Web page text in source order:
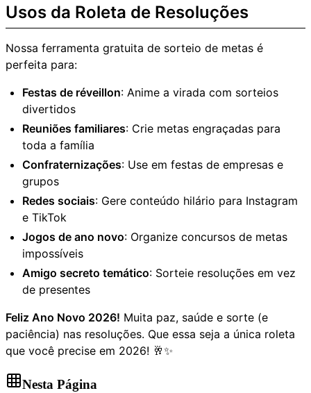
Usos da Roleta de Resoluções
Nossa ferramenta gratuita de sorteio de metas é
perfeita para:
Festas de réveillon: Anime a virada com sorteios
divertidos
Reuniões familiares: Crie metas engraçadas para
toda a família
Confraternizações: Use em festas de empresas e
grupos
Redes sociais: Gere conteúdo hilário para Instagram
e TikTok
Jogos de ano novo: Organize concursos de metas
impossíveis
Amigo secreto temático: Sorteie resoluções em vez
de presentes
Feliz Ano Novo 2026! Muita paz, saúde e sorte (e
paciência) nas resoluções. Que essa seja a única roleta
que você precise em 2026! 🥂✨
Nesta Página